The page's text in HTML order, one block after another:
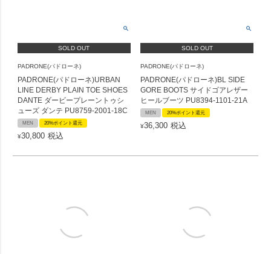
SOLD OUT
PADRONE(パドローネ)
PADRONE(パドローネ)URBAN
LINE DERBY PLAIN TOE SHOES
DANTE ダービープレーントゥシ
ューズ ダンテ PU8759-2001-18C
MEN 20%ポイント還元
¥30,800 税込
SOLD OUT
PADRONE(パドローネ)
PADRONE(パドローネ)BL SIDE
GORE BOOTS サイドゴアレザー
ヒールブーツ PU8394-1101-21A
MEN 20%ポイント還元
¥36,300 税込